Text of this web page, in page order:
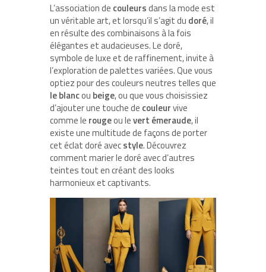
L’association de couleursdans la mode est
un véritable art, et lorsqu’il s’agit du doré, il
en résulte des combinaisons à la fois
élégantes et audacieuses. Le doré,
symbole de luxe et de raffinement, invite à
l’exploration de palettes variées. Que vous
optiez pour des couleurs neutres telles que
le blancou beige, ou que vous choisissiez
d’ajouter une touche de couleurvive
comme le rougeou levert émeraude, il
existe une multitude de façons de porter
cet éclat doré avecstyle. Découvrez
comment marier le doré avec d’autres
teintes tout en créant des looks
harmonieux et captivants.